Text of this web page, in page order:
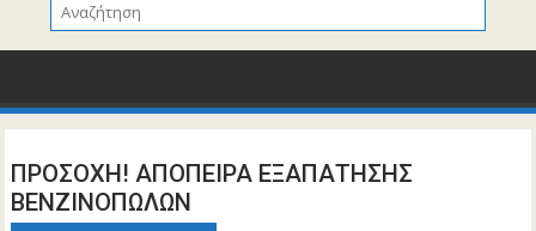
ΠΡΟΣΟΧΗ! ΑΠΟΠΕΙΡΑ ΕΞΑΠΑΤΗΣΗΣ
ΒΕΝΖΙΝΟΠΩΛΩΝ